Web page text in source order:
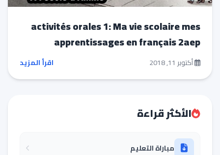
activités orales 1: Ma vie scolaire mes
apprentissages en français 2aep
أكتوبر 11, 2018 اقرأ المزيد
الأكثر قراءة
مباراة التعليم